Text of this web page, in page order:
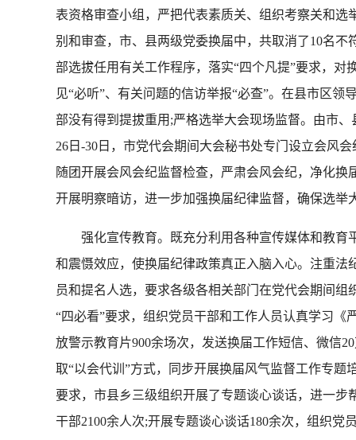
表资格审查小组，严把代表素质关、组织考察关和
别和审查，市、县两级党委换届中，共取消了10名
部选拔任用有关工作程序，落实“四个凡提”要求，对
见“必听”、有关问题的信访举报“必查”。在县市区
部没有得到提拔重用;严格选举大会现场监督。由市
26日-30日，市党代会期间大会秘书处专门设立会风
随团开展会风会纪监督检查，严肃会风会纪，净化
开展明察暗访，进一步加强换届纪律监督，确保选举
强化宣传教育。既充分利用各种宣传媒体和教育
和震慑效应，使换届纪律政策真正入脑入心。注重
员和提名人选，要求各级各相关部门在党代会期间
“四必看”要求，组织党员干部和工作人员认真学习
放警示教育片900余场次，发送换届工作短信、微信
取“以会代训”方式，同步开展换届风气监督工作专
要求，市县乡三级组织开展了专题谈心谈话，进一
干部2100余人次;开展专题谈心谈话180余次，组织